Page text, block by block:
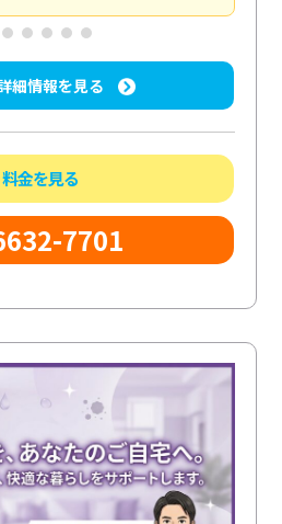
細情報を見る
料金を見る
7701